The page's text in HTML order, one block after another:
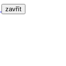
zavřít